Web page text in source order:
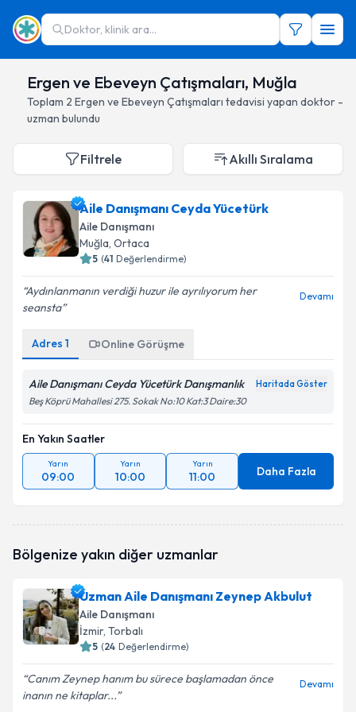
Doktor, klinik ara...
Ergen ve Ebeveyn Çatışmaları, Muğla
Toplam 2 Ergen ve Ebeveyn Çatışmaları tedavisi yapan doktor -
uzman bulundu
Filtrele Akıllı Sıralama
Aile Danışmanı Ceyda Yücetürk
Aile Danışmanı
Muğla, Ortaca
5 (41 Değerlendirme)
Aydınlanmanın verdiği huzur ile ayrılıyorum her
seansta
Devamı
Adres 1 Online Görüşme
Aile Danışmanı Ceyda Yücetürk Danışmanlık Haritada Göster
Beş Köprü Mahallesi 275. Sokak No:10 Kat:3 Daire:30
En Yakın Saatler
Yarın
09:00
Yarın
10:00
Yarın
11:00 Daha Fazla
Bölgenize yakın diğer uzmanlar
Uzman Aile Danışmanı Zeynep Akbulut
Aile Danışmanı
İzmir, Torbalı
5 (24 Değerlendirme)
Canım Zeynep hanım bu sürece başlamadan önce
inanın ne kitaplar...
Devamı